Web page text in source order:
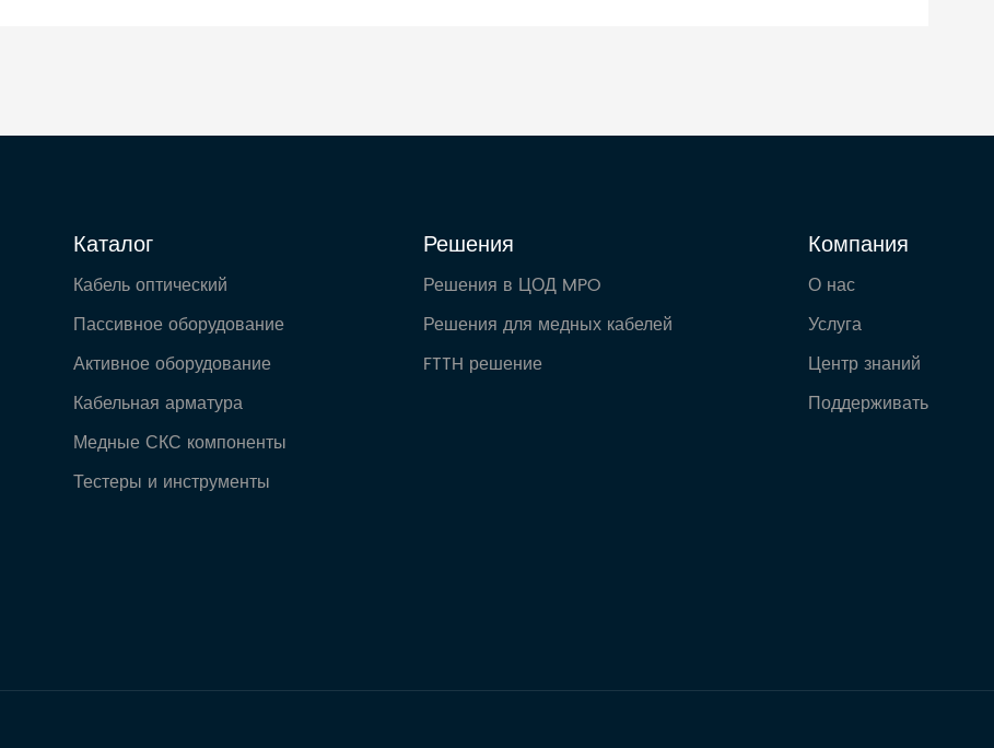
Каталог
Кабель оптический
Пассивное оборудование
Активное оборудование
Кабельная арматура
Медные СКС компоненты
Тестеры и инструменты
Решения
Решения в ЦОД MPO
Решения для медных кабелей
FTTH решение
Компания
О нас
Услуга
Центр знаний
Поддерживать